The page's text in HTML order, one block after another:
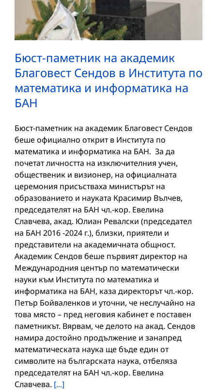
Бюст-паметник на академик
Благовест Сендов в Института по
математика и информатика на
БАН
Бюст-паметник на академик Благовест Сендов
беше официално открит в Института по
математика и информатика на БАН. За да
почетат личността на изключителния учен,
общественик и визионер, на официалната
церемония присъстваха министърът на
образованието и науката Красимир Вълчев,
председателят на БАН чл.-кор. Евелина
Славчева, акад. Юлиан Ревалски (председател
на БАН 2016 -2024 г.), близки, приятели и
представители на академичната общност.
Академик Сендов беше първият директор на
Международния център по математически
науки към Института по математика и
информатика на БАН, каза директорът чл.-кор.
Петър Бойваленков и уточни, че неслучайно на
това място – пред неговия кабинет е поставен
паметникът. Вярвам, че делото на акад. Сендов
намира достойно продължение и занапред
математическата наука ще бъде един от
символите на българската наука, отбеляза
председателят на БАН чл.-кор. Евелина
Славчева. [...]